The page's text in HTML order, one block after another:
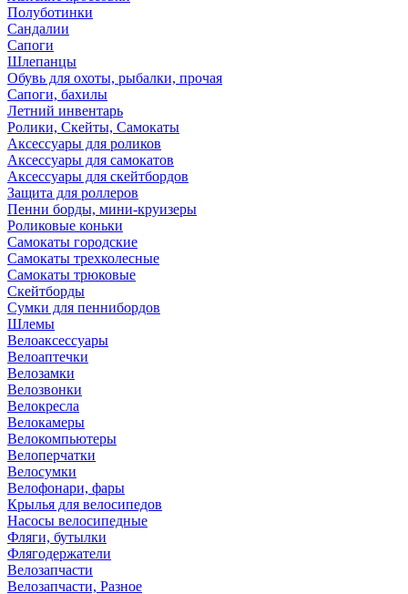
Полуботинки
Сандалии
Сапоги
Шлепанцы
Обувь для охоты, рыбалки, прочая
Сапоги, бахилы
Летний инвентарь
Ролики, Скейты, Самокаты
Аксессуары для роликов
Аксессуары для самокатов
Аксессуары для скейтбордов
Защита для роллеров
Пенни борды, мини-круизеры
Роликовые коньки
Самокаты городские
Самокаты трехколесные
Самокаты трюковые
Скейтборды
Сумки для пеннибордов
Шлемы
Велоаксессуары
Велоаптечки
Велозамки
Велозвонки
Велокресла
Велокамеры
Велокомпьютеры
Велоперчатки
Велосумки
Велофонари, фары
Крылья для велосипедов
Насосы велосипедные
Фляги, бутылки
Флягодержатели
Велозапчасти
Велозапчасти, Разное